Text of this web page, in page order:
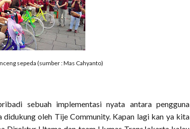
sepeda (sumber : Mas Cahyanto)
sebuah implementasi nyata antara pengguna
didukung oleh Tije Community. Kapan lagi kan ya kita